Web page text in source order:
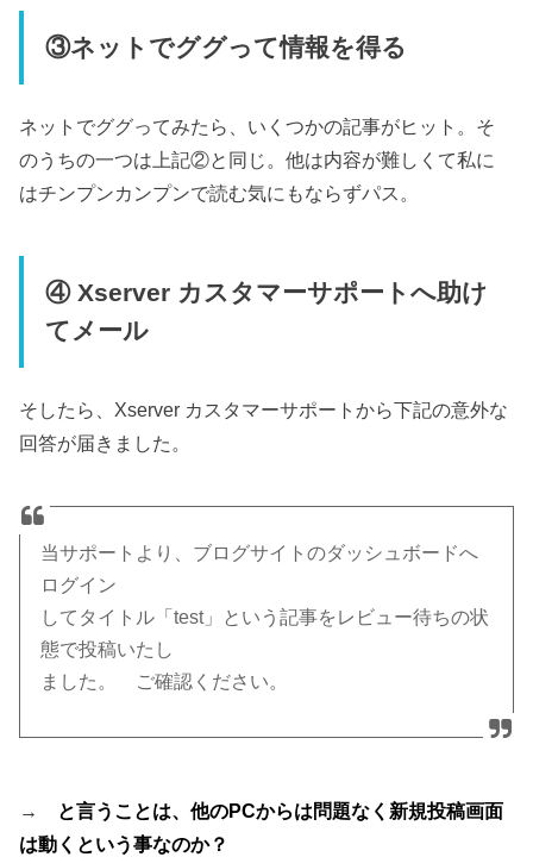
③ネットでググって情報を得る
ネットでググってみたら、いくつかの記事がヒット。そ
のうちの一つは上記②と同じ。他は内容が難しくて私に
はチンプンカンプンで読む気にもならずパス。
④ Xserver カスタマーサポートへ助け
てメール
そしたら、Xserver カスタマーサポートから下記の意外な
回答が届きました。
当サポートより、ブログサイトのダッシュボードへ
ログイン
してタイトル「test」という記事をレビュー待ちの状
態で投稿いたし
ました。 ご確認ください。
→
と言うことは、他のPCからは問題なく新規投稿画面
は動くという事なのか？